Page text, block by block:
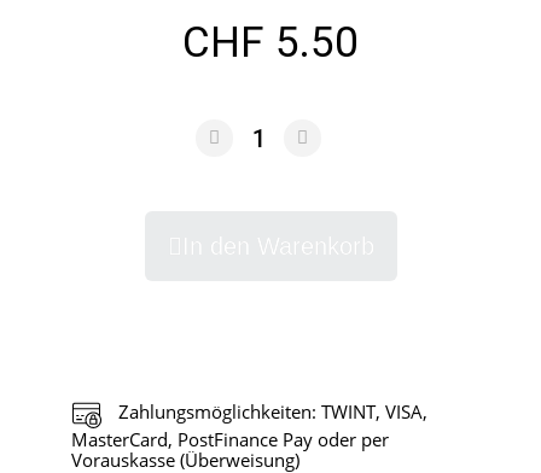
CHF 5.50
Zahlungsmöglichkeiten: TWINT, VISA,
MasterCard, PostFinance Pay oder per
Vorauskasse (Überweisung)